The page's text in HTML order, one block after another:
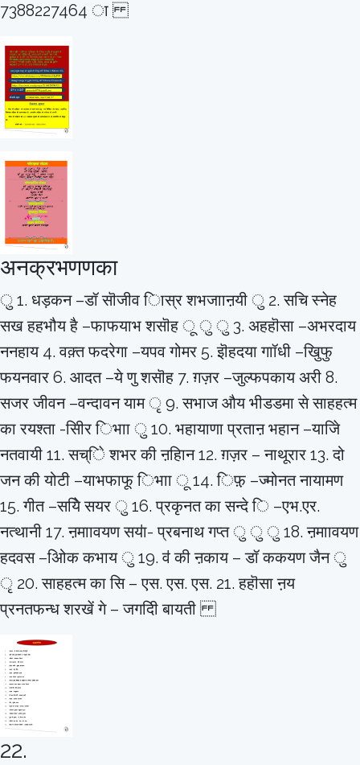
7388227464 ा
अनक्रभणणका
ु 1. धड़कन –डॉ सॊजीव िास्र शभजााऩयी ु 2. सचि स्नेह
सख हहभौय है –फाफयाभ शसॊह ू ु ु 3. अहहॊसा –अभरदाय
ननहाय 4. वक़्त फदरेगा –यपव गोमर 5. इॊहदया गाॉधी –खुिफु
फयनवार 6. आदत –ये णु शसॊह 7. ग़ज़र –जुल्फपकाय अरी 8.
सजर जीवन –वन्दावन याम ृ 9. सभाज औय भीडडमा से साहहत्म
का रयश्ता -सिीर िभाा ु 10. भहायाणा प्रताऩ भहान –याजेि
नतवायी 11. सच्िे शभर की ऩहिान 12. ग़ज़र – नाथूरार 13. दो
जन की योटी –याभफाफू िभाा ू 14. िफ़़ –ज्मोनत नायामण
15. गीत –सयेि सयर ु 16. प्रकृनत का सन्दे ि –एभ.एर.
नत्थानी 17. ऩमाावयण सयऺा- प्रबनाथ गप्त ु ु ु 18. ऩमाावयण
हदवस –अिोक कभाय ु 19. वऺ की ऩकाय – डॉ ककयण जैन ु
ृ 20. साहहत्म का सि – एस. एस. एस. 21. हहॊसा ऩय
प्रनतफन्ध शरखें गे – जगदीि बायती
22.